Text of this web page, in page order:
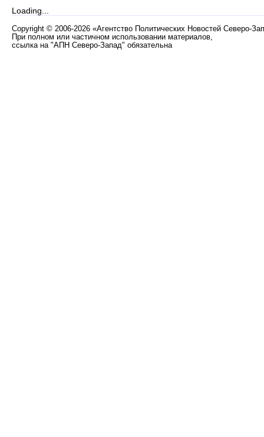
Loading...
Copyright © 2006-2026 «Агентство Политических Новостей Северо-
При полном или частичном использовании материалов,
ссылка на "АПН Северо-Запад" обязательна